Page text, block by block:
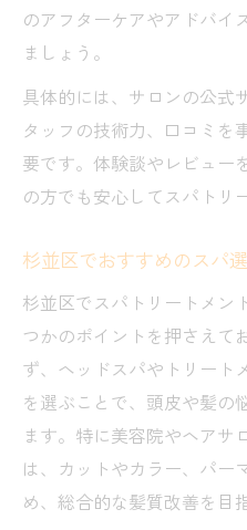
のアフターケアやアドバイ
ましょう。
具体的には、サロンの公式
タッフの技術力、口コミを
要です。体験談やレビュー
の方でも安心してスパトリ
杉並区でおすすめのスパ
杉並区でスパトリートメン
つかのポイントを押さえて
ず、ヘッドスパやトリート
を選ぶことで、頭皮や髪の
ます。特に美容院やヘアサ
は、カットやカラー、パー
め、総合的な髪質改善を目